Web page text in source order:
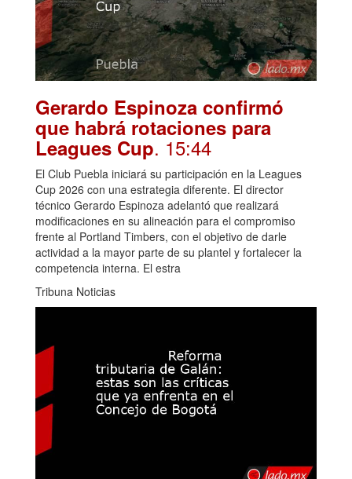
Gerardo Espinoza confirmó
que habrá rotaciones para
Leagues Cup. 15:44
El Club Puebla iniciará su participación en la Leagues
Cup 2026 con una estrategia diferente. El director
técnico Gerardo Espinoza adelantó que realizará
modificaciones en su alineación para el compromiso
frente al Portland Timbers, con el objetivo de darle
actividad a la mayor parte de su plantel y fortalecer la
competencia interna. El estra
Tribuna Noticias